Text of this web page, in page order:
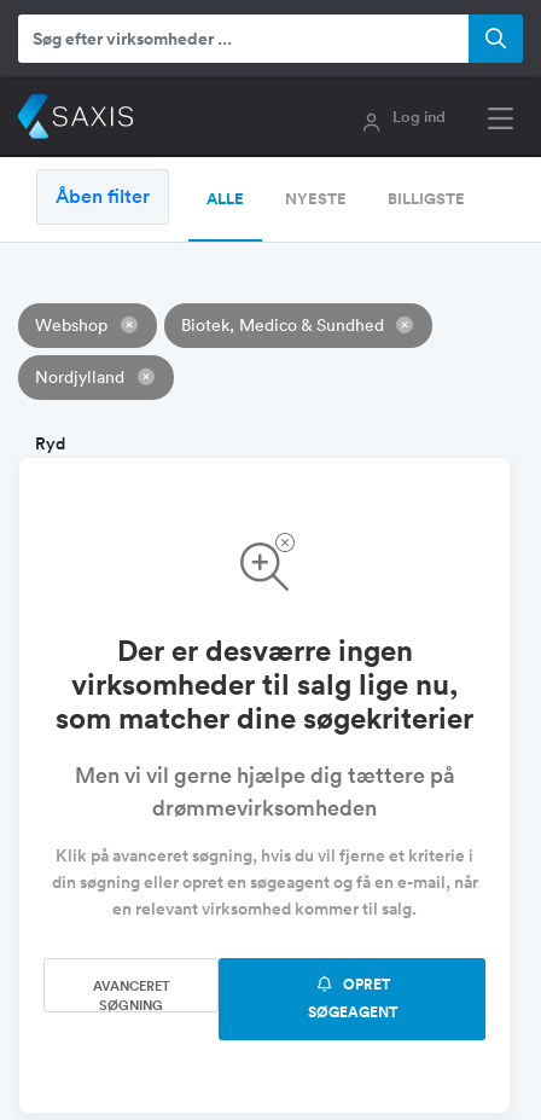
Log ind
Åben filter ALLE NYESTE BILLIGSTE
Webshop Biotek, Medico & Sundhed
Nordjylland
Ryd
Der er desværre ingen
virksomheder til salg lige nu,
som matcher dine søgekriterier
Men vi vil gerne hjælpe dig tættere på
drømmevirksomheden
Klik på avanceret søgning, hvis du vil fjerne et kriterie i
din søgning eller opret en søgeagent og få en e-mail, når
en relevant virksomhed kommer til salg.
AVANCERET
SØGNING
OPRET
SØGEAGENT